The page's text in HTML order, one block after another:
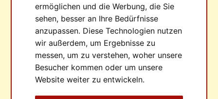
ermöglichen und die Werbung, die Sie
sehen, besser an Ihre Bedürfnisse
anzupassen. Diese Technologien nutzen
wir außerdem, um Ergebnisse zu
messen, um zu verstehen, woher unsere
Besucher kommen oder um unsere
Website weiter zu entwickeln.
STERNE GUCKEN
STERNWARTEN
TELESKOPE
Refraktoren